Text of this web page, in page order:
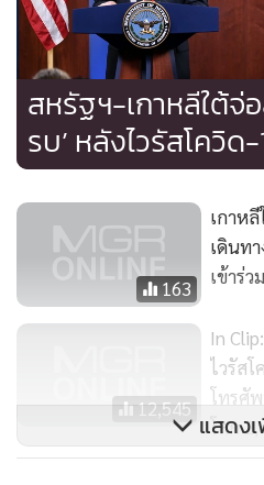
เตือนการเดินทางไปเกาหลีใต้ โด
ภารกิจจำเป็นงดเดินทางไปยังแ
กำลังสหรัฐฯ และเกาหลีใต้ก็ระบุ
ปฏิบัติการซ้อมรบร่วมประจำปี
จอง คยองดู รัฐมนตรีกระทรวงกล
วอชิงตัน ดี.ซี. ว่ามีทหารเกาหลีใต้ติ
ขณะเดียวกัน พลเมืองเกาหลีใต้กว่
สั่งห้ามเข้าประเทศและเตรียมเดิ
เหมาลำ หลังมีชาวคริสต์คาทอลิก
พบว่าติดเชื้อโควิด-19 ระหว่างเข้
สหรัฐฯ-เกาหลีใต้จ่
รบ’ หลังไวรัสโควิด
163
เกาห
เดินท
เข้าร่
12,545
In
ไวรัสโ
โทรศั
โลก
แสดง